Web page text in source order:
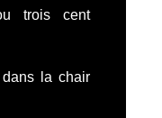
trois cent
la chair